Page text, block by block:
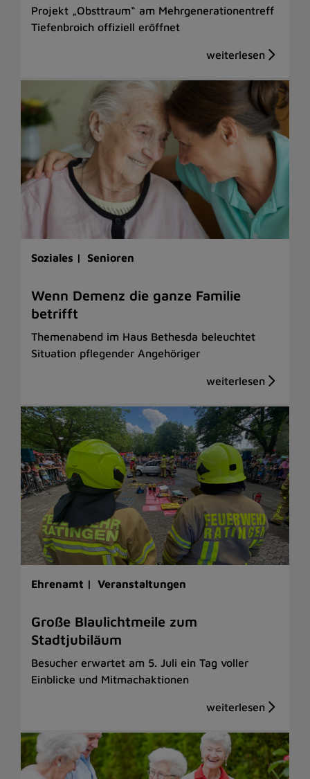
Projekt „Obsttraum“ am Mehrgenerationentreff
Tiefenbroich offiziell eröffnet
Soziales | Senioren
Wenn Demenz die ganze Familie
betrifft
Themenabend im Haus Bethesda beleuchtet
Situation pflegender Angehöriger
Ehrenamt | Veranstaltungen
Große Blaulichtmeile zum
Stadtjubiläum
Besucher erwartet am 5. Juli ein Tag voller
Einblicke und Mitmachaktionen